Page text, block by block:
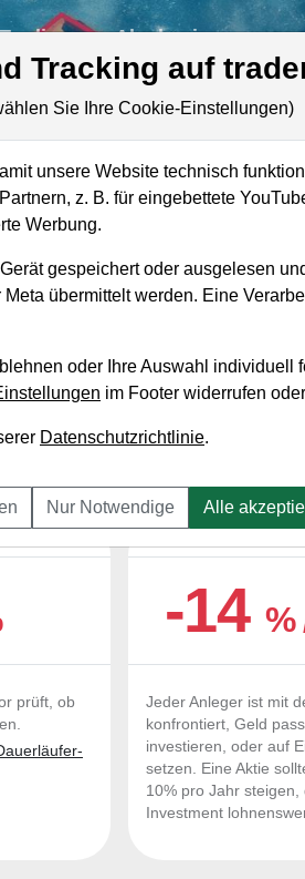
Akademie
1,27 Mrd. USD
115,06 Mio. USD
und Liegenlassen
prüft, ob
-14 %
Jeder Anleger ist mit
konfrontiert, Geld
investieren, oder auf
setzen. Eine Aktie
10% pro Jahr steigen,
Investment
Tracking auf
Sie Ihre Cookie-Einstellungen)
unsere Website technisch
z. B. für eingebettete
Werbung.
gespeichert oder ausgelesen
übermittelt werden. Eine
oder Ihre Auswahl individuell
im Footer widerrufen
Datenschutzrichtlinie.
Nur Notwendige Alle